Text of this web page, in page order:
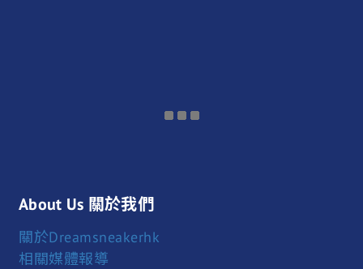
About Us 關於我們
關於Dreamsneakerhk
相關媒體報導